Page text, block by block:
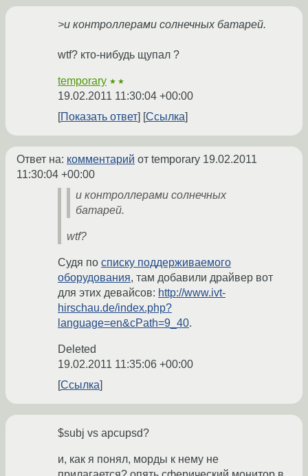
>и контроллерами солнечных батарей.
wtf? кто-нибудь щупал ?
temporary ★★
19.02.2011 11:30:04 +00:00
Показать ответ
Ссылка
Ответ на: комментарий от temporary 19.02.2011
11:30:04 +00:00
и контроллерами солнечных
батарей.
wtf?
Судя по списку поддерживаемого
оборудования, там добавили драйвер вот
для этих девайсов: http://www.ivt-
hirschau.de/index.php?
language=en&cPath=9_40.
Deleted
19.02.2011 11:35:06 +00:00
Ссылка
$subj vs apcupsd?
и, как я понял, морды к нему не